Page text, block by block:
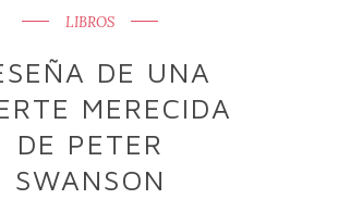
LIBROS
DE UNA
MERECIDA
DE PETER
SWANSON